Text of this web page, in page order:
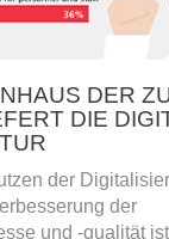
DER
DIE
der
der
und -qualität